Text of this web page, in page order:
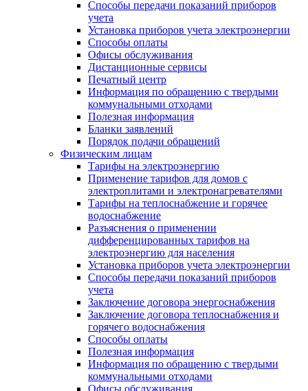
Способы передачи показаний приборов
учета
Установка приборов учета электроэнергии
Способы оплаты
Офисы обслуживания
Дистанционные сервисы
Печатный центр
Информация по обращению с твердыми
коммунальными отходами
Полезная информация
Бланки заявлений
Порядок подачи обращений
Физическим лицам
Тарифы на электроэнергию
Применение тарифов для домов с
электроплитами и электронагревателями
Тарифы на теплоснабжение и горячее
водоснабжение
Разъяснения о применении
дифференцированных тарифов на
электроэнергию для населения
Установка приборов учета электроэнергии
Способы передачи показаний приборов
учета
Заключение договора энергоснабжения
Заключение договора теплоснабжения и
горячего водоснабжения
Способы оплаты
Полезная информация
Информация по обращению с твердыми
коммунальными отходами
Офисы обслуживания